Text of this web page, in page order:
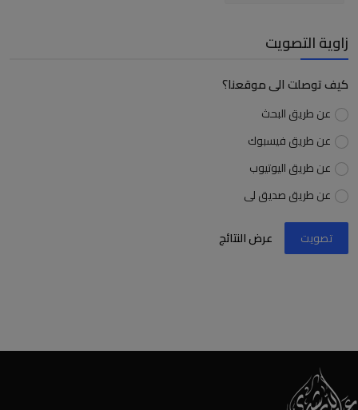
زاوية التصويت
كيف توصلت الى موقعنا؟
عن طريق البحث
عن طريق فيسبوك
عن طريق اليوتيوب
عن طريق صديق لى
تصويت عرض النتائج